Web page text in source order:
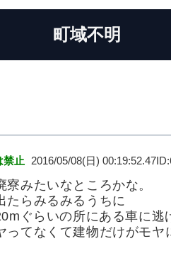
町域不明
禁止 2016/05/08(日)
みたいなところかな。
たらみるみるうちに
ぐらいの所にある車に逃
ってなくて建物だけがモヤ